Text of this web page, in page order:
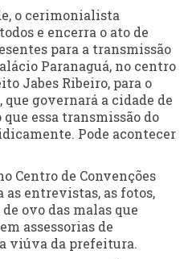
o cerimonialista
e encerra o ato de
para a transmissão
Paranaguá, no centro
Jabes Ribeiro, para o
governará a cidade de
que essa transmissão do
Pode acontecer
Centro de Convenções
as entrevistas, as fotos,
ovo das malas que
assessorias de
viúva da prefeitura.